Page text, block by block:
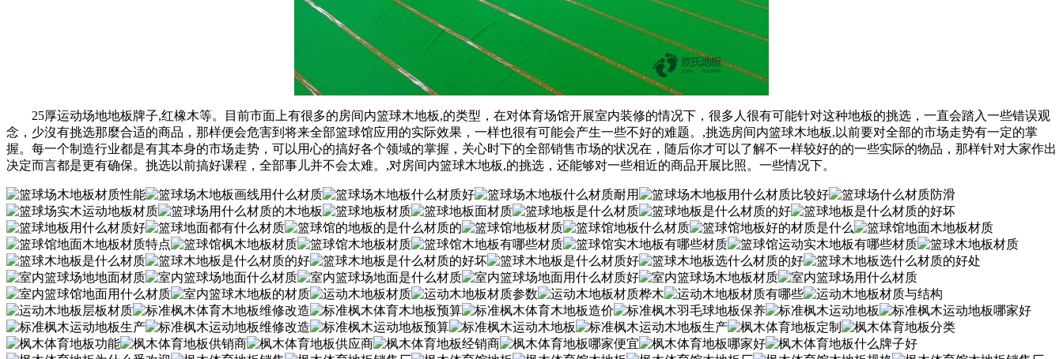
25厚运动场地地板牌子,红橡木等。目前市面上有很多的房间内篮球木地板,的类型，在对体育场馆开展室内装修的情况下，很多人很有可能针对这种地板的挑选，一直会踏入一些错误观
念，少沒有挑选那麼合适的商品，那样便会危害到将来全部篮球馆应用的实际效果，一样也很有可能会产生一些不好的难题。,挑选房间内篮球木地板,以前要对全部的市场走势有一定的掌
握。每一个制造行业都是有其本身的市场走势，可以用心的搞好各个领域的掌握，关心时下的全部销售市场的状况在，随后你才可以了解不一样较好的的一些实际的物品，那样针对大家作出
决定而言都是更有确保。挑选以前搞好课程，全部事儿并不会太难。,对房间内篮球木地板,的挑选，还能够对一些相近的商品开展比照。一些情况下。